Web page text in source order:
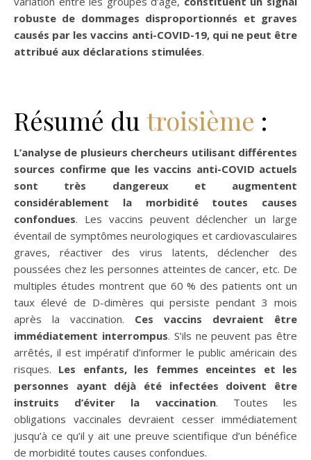
robuste de dommages disproportionnés et graves
causés par les vaccins anti-COVID-19, qui ne peut être
attribué aux déclarations stimulées.
Résumé du troisième :
L’analyse de plusieurs chercheurs utilisant différentes
sources confirme que les vaccins anti-COVID actuels
sont très dangereux et augmentent
considérablement la morbidité toutes causes
confondues. Les vaccins peuvent déclencher un large
éventail de symptômes neurologiques et cardiovasculaires
graves, réactiver des virus latents, déclencher des
poussées chez les personnes atteintes de cancer, etc. De
multiples études montrent que 60 % des patients ont un
taux élevé de D-dimères qui persiste pendant 3 mois
après la vaccination. Ces vaccins devraient être
immédiatement interrompus. S’ils ne peuvent pas être
arrêtés, il est impératif d’informer le public américain des
risques. Les enfants, les femmes enceintes et les
personnes ayant déjà été infectées doivent être
instruits d’éviter la vaccination. Toutes les
obligations vaccinales devraient cesser immédiatement
jusqu’à ce qu’il y ait une preuve scientifique d’un bénéfice
de morbidité toutes causes confondues.